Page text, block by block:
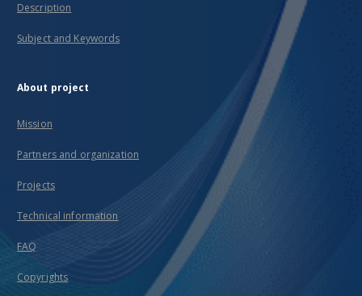
Description
Subject and Keywords
About project
Mission
Partners and organization
Projects
Technical information
FAQ
Copyrights